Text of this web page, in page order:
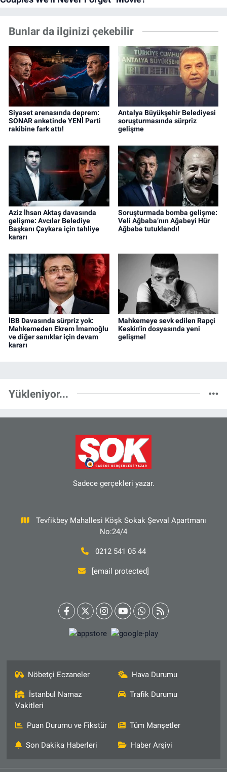
Bunlar da ilginizi çekebilir
Siyaset arenasında deprem:
SONAR anketinde YENİ Parti
rakibine fark attı!
Antalya Büyükşehir Belediyesi
soruşturmasında sürpriz
gelişme
Aziz İhsan Aktaş davasında
gelişme: Avcılar Belediye
Başkanı Çaykara için tahliye
kararı
Soruşturmada bomba gelişme:
Veli Ağbaba’nın Ağabeyi Hür
Ağbaba tutuklandı!
İBB Davasında sürpriz yok:
Mahkemeden Ekrem İmamoğlu
ve diğer sanıklar için devam
kararı
Mahkemeye sevk edilen Rapçi
Keskin'in dosyasında yeni
gelişme!
Yükleniyor...
Sadece gerçekleri yazar.
Tevfikbey Mahallesi Köşk Sokak Şevval Apartmanı
No:24/4
0212 541 05 44
[email protected]
Nöbetçi Eczaneler Hava Durumu
İstanbul Namaz
Vakitleri
Trafik Durumu
Puan Durumu ve Fikstür Tüm Manşetler
Son Dakika Haberleri Haber Arşivi